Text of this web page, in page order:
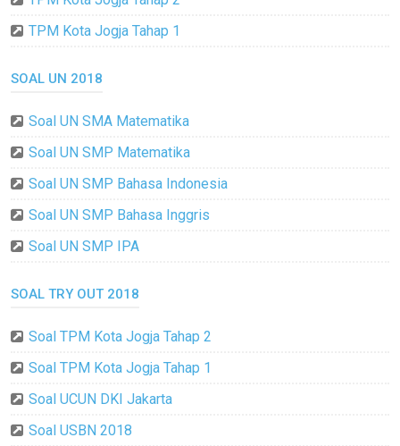
TPM Kota Jogja Tahap 1
SOAL UN 2018
Soal UN SMA Matematika
Soal UN SMP Matematika
Soal UN SMP Bahasa Indonesia
Soal UN SMP Bahasa Inggris
Soal UN SMP IPA
SOAL TRY OUT 2018
Soal TPM Kota Jogja Tahap 2
Soal TPM Kota Jogja Tahap 1
Soal UCUN DKI Jakarta
Soal USBN 2018